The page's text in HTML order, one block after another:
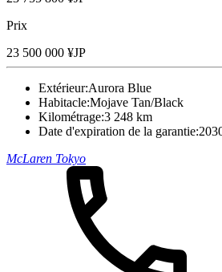
Prix
23 500 000 ¥JP
Extérieur:Aurora Blue
Habitacle:Mojave Tan/Black
Kilométrage:3 248 km
Date d'expiration de la garantie:
McLaren Tokyo